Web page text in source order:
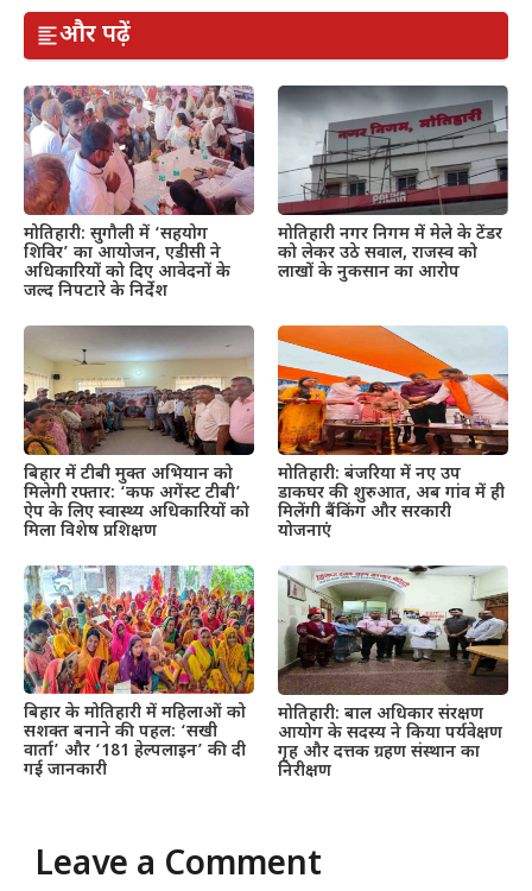
और पढ़ें
मोतिहारी: सुगौली में ‘सहयोग
शिविर’ का आयोजन, एडीसी ने
अधिकारियों को दिए आवेदनों के
जल्द निपटारे के निर्देश
मोतिहारी नगर निगम में मेले के टेंडर
को लेकर उठे सवाल, राजस्व को
लाखों के नुकसान का आरोप
बिहार में टीबी मुक्त अभियान को
मिलेगी रफ्तार: ‘कफ अगेंस्ट टीबी’
ऐप के लिए स्वास्थ्य अधिकारियों को
मिला विशेष प्रशिक्षण
मोतिहारी: बंजरिया में नए उप
डाकघर की शुरुआत, अब गांव में ही
मिलेंगी बैंकिंग और सरकारी
योजनाएं
बिहार के मोतिहारी में महिलाओं को
सशक्त बनाने की पहल: ‘सखी
वार्ता’ और ‘181 हेल्पलाइन’ की दी
गई जानकारी
मोतिहारी: बाल अधिकार संरक्षण
आयोग के सदस्य ने किया पर्यवेक्षण
गृह और दत्तक ग्रहण संस्थान का
निरीक्षण
Leave a Comment